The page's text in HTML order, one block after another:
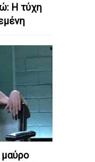
Η τύχη
μαύρο